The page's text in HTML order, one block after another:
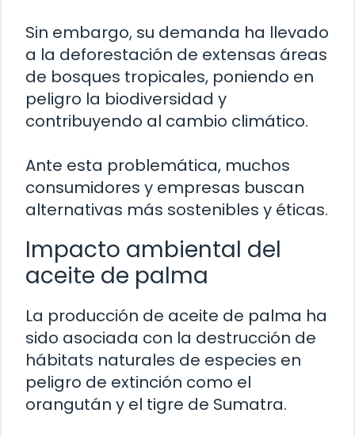
Sin embargo, su demanda ha llevado
a la deforestación de extensas áreas
de bosques tropicales, poniendo en
peligro la biodiversidad y
contribuyendo al cambio climático.
Ante esta problemática, muchos
consumidores y empresas buscan
alternativas más sostenibles y éticas.
Impacto ambiental del
aceite de palma
La producción de aceite de palma ha
sido asociada con la destrucción de
hábitats naturales de especies en
peligro de extinción como el
orangután y el tigre de Sumatra.